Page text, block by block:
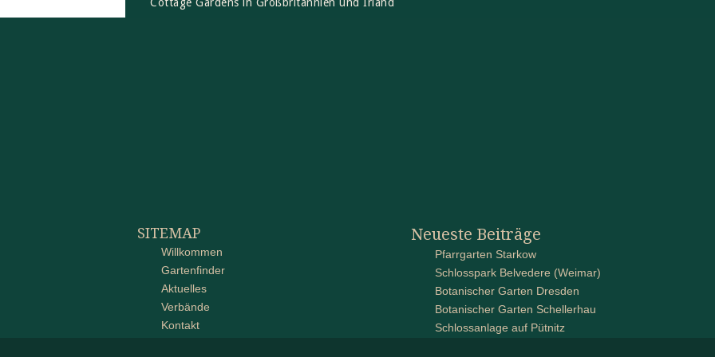
SITEMAP
Willkommen
Gartenfinder
Aktuelles
Verbände
Kontakt
Neueste Beiträge
Pfarrgarten Starkow
Schlosspark Belvedere (Weimar)
Botanischer Garten Dresden
Botanischer Garten Schellerhau
Schlossanlage auf Pütnitz